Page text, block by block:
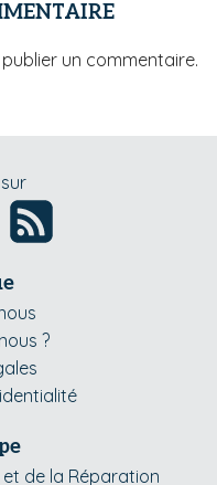
un commentaire.
?
de la Réparation